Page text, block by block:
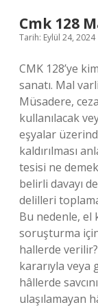
Cmk 128
Tarih: Eylül 24, 2024
CMK 128’ye
sanatı. Mal
Müsadere,
kullanılacak
eşyalar
kaldırılması
tesisi ne
belirli davayı
delilleri
Bu nedenle, el
soruşturma
hallerde
kararıyla veya
hâllerde
ulaşılamayan